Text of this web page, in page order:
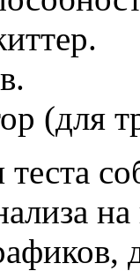
(для